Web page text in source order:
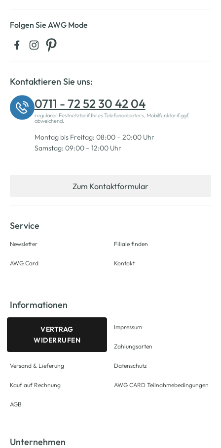
Folgen Sie AWG Mode
Kontaktieren Sie uns:
0711 - 72 52 30 42 04
regulärer Festnetztarif Ihres Telefonanbieters, Mobilfunktarif ggf.
abweichend.
Montag bis Freitag: 08:00 – 20:00 Uhr
Samstag: 09:00 – 12:00 Uhr
Zum Kontaktformular
Service
Newsletter
AWG Card
Filiale finden
Kontakt
Informationen
VERTRAG
WIDERRUFEN
Versand & Lieferung
Kauf auf Rechnung
AGB
Impressum
Zahlungsarten
Datenschutz
AWG CARD Teilnahmebedingungen
Unternehmen